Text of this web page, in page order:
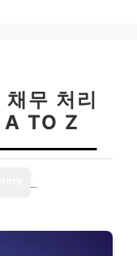
무 처리
A TO Z